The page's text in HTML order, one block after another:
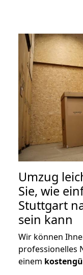
Umzug
Sie, wie
Stuttgart
sein kann
Wir können
professionelles
einem